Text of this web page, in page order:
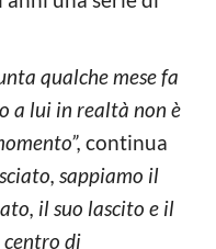
qualche mese fa
a lui in realtà non è
continua
sappiamo il
il suo lascito e il
centro di